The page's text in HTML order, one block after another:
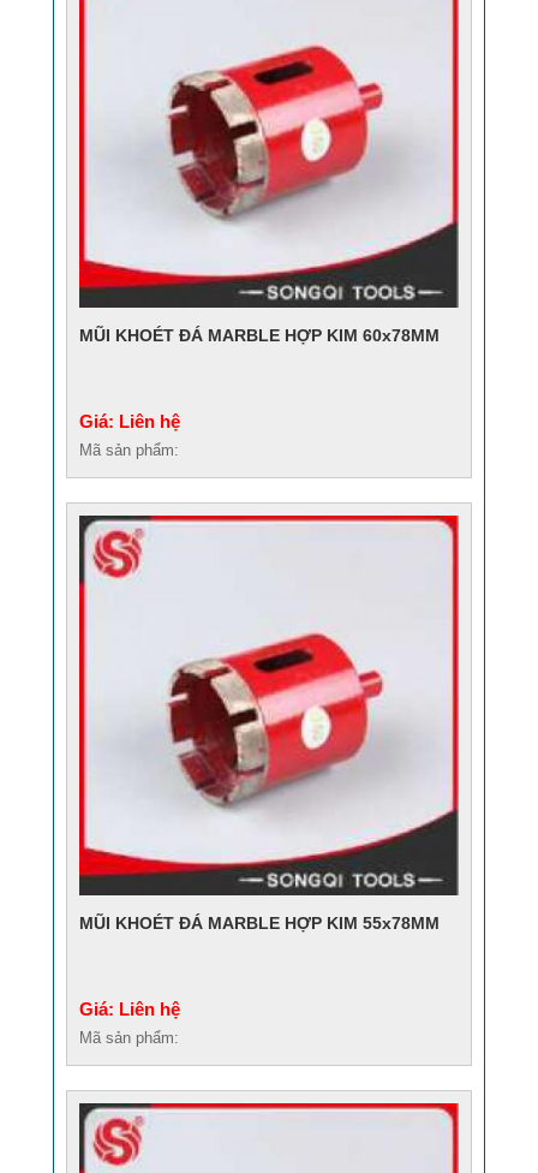
MŨI KHOÉT ĐÁ MARBLE HỢP KIM 60x78MM
Giá: Liên hệ
Mã sản phẩm:
MŨI KHOÉT ĐÁ MARBLE HỢP KIM 55x78MM
Giá: Liên hệ
Mã sản phẩm: